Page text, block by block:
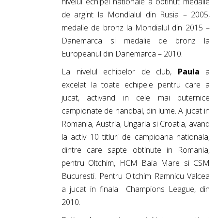
de argint la Mondialul din Rusia – 2005,
medalie de bronz la Mondialul din 2015 –
Danemarca si medalie de bronz la
Europeanul din Danemarca – 2010.
La nivelul echipelor de club, Paula a
excelat la toate echipele pentru care a
jucat, activand in cele mai puternice
campionate de handbal, din lume. A jucat in
Romania, Austria, Ungaria si Croatia, avand
la activ 10 titluri de campioana nationala,
dintre care sapte obtinute in Romania,
pentru Oltchim, HCM Baia Mare si CSM
Bucuresti. Pentru Oltchim Ramnicu Valcea
a jucat in finala Champions League, din
2010.